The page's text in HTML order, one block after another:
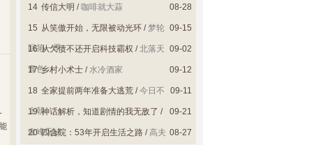
08-28
14 传信大明 /咖啡就大蒜
09-15
15 从笑傲开始，无限被动光环 /梦轮
回第一季 09-02
16 从欠债不还开启科技霸权 /北落天
青色 09-12
17 乡村小术士 /水冷酒家
09-11
18 全家提前两年准备大逃荒 /今日不
上朝 09-21
19 神话解析，知道剧情的我无敌了 /
金峰无缺 08-27
20 四合院：53年开启生活之路 /高夫